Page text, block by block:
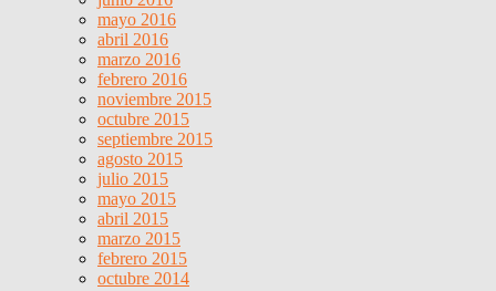
mayo 2016
abril 2016
marzo 2016
febrero 2016
noviembre 2015
octubre 2015
septiembre 2015
agosto 2015
julio 2015
mayo 2015
abril 2015
marzo 2015
febrero 2015
octubre 2014